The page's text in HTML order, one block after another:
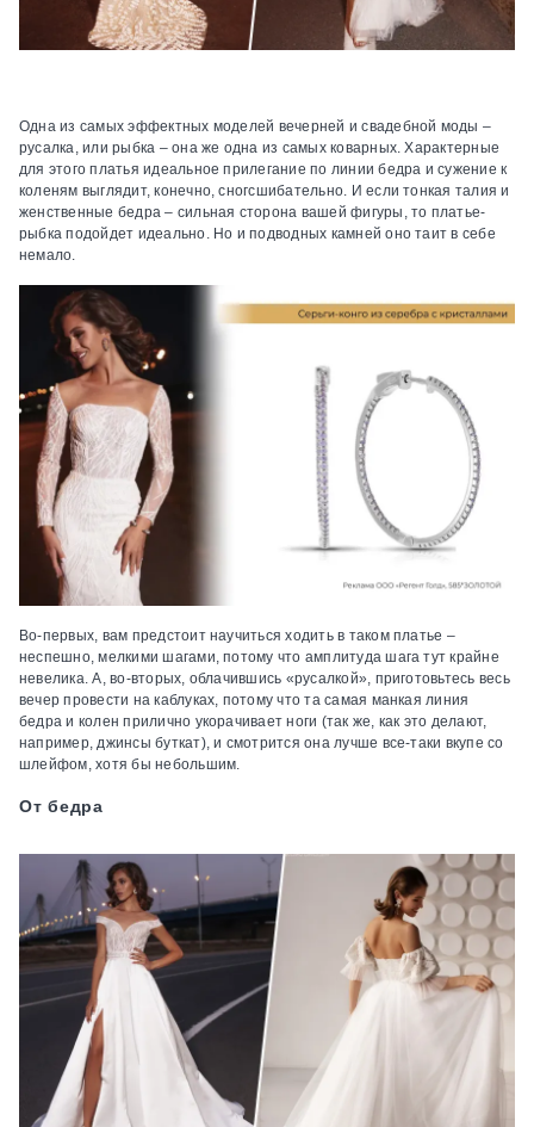
Одна из самых эффектных моделей вечерней и свадебной моды –
русалка, или рыбка – она же одна из самых коварных. Характерные
для этого платья идеальное прилегание по линии бедра и сужение к
коленям выглядит, конечно, сногсшибательно. И если тонкая талия и
женственные бедра – сильная сторона вашей фигуры, то платье-
рыбка подойдет идеально. Но и подводных камней оно таит в себе
немало.
Во-первых, вам предстоит научиться ходить в таком платье –
неспешно, мелкими шагами, потому что амплитуда шага тут крайне
невелика. А, во-вторых, облачившись «русалкой», приготовьтесь весь
вечер провести на каблуках, потому что та самая манкая линия
бедра и колен прилично укорачивает ноги (так же, как это делают,
например, джинсы буткат), и смотрится она лучше все-таки вкупе со
шлейфом, хотя бы небольшим.
От бедра